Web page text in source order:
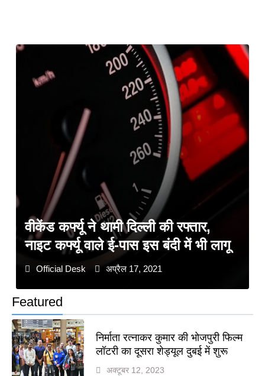
Featured
निर्माता रत्नाकर कुमार की भोजपुरी फिल्म
लॉटरी का दूसरा शेड्यूल दुबई में शुरू
अक्टूबर 12, 2023
वीकेंड कर्फ्यू ने थामी दिल्ली की रफ्तार,
नाइट कर्फ्यू वाले ई-पास इस बंदी में भी लागू
Official Desk अप्रैल 17, 2021